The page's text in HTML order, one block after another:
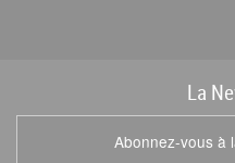
La
Abonnez-vous à